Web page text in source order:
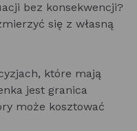
bez konsekwencji?
się z własną
które mają
jest granica
może kosztować